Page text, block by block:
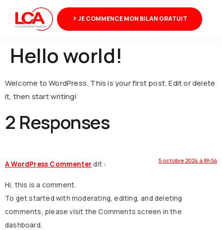
JE COMMENCE MON BILAN GRATUIT
Hello world!
Welcome to WordPress. This is your first post. Edit or delete
it, then start writing!
2 Responses
A WordPress Commenter dit : 5 octobre 2024 à 8h54
Hi, this is a comment.
To get started with moderating, editing, and deleting
comments, please visit the Comments screen in the
dashboard.